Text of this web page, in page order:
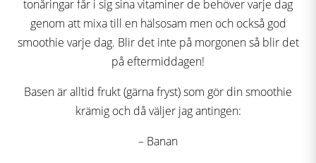
tonåringar får i sig sina vitaminer de behöver varje dag
genom att mixa till en hälsosam men och också god
smoothie varje dag. Blir det inte på morgonen så blir det
på eftermiddagen!
Basen är alltid frukt (gärna fryst) som gör din smoothie
krämig och då väljer jag antingen:
– Banan